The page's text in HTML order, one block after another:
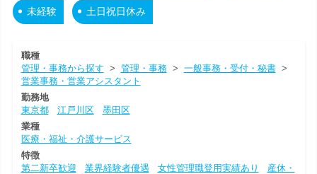
未経験 土日祝日休み
職種
管理・事務から探す > 管理・事務> 一般事務・受付・秘書>
営業事務・営業アシスタント
勤務地
東京都
江戸川区
墨田区
業種
医療・福祉・介護サービス
特徴
第二新卒歓迎
業界経験者優遇 女性管理職登用実績あり
産休・